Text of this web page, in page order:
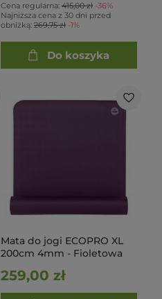
Cena regularna: 415,00 zł -36%
Najniższa cena z 30 dni przed
obniżką: 269,75 zł -1%
Do koszyka
Mata do jogi ECOPRO XL
200cm 4mm - Fioletowa
259,00 zł